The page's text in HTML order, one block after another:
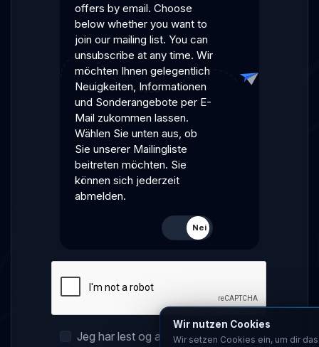
offers by email. Choose
below whether you want to
join our mailing list. You can
unsubscribe at any time. Wir
möchten Ihnen gelegentlich
Neuigkeiten, Informationen
und Sonderangebote per E-
Mail zukommen lassen.
Wählen Sie unten aus, ob
Sie unserer Mailingliste
beitreten möchten. Sie
können sich jederzeit
abmelden.
Nei
Jeg har lest og aksepterer
Wir nutzen Cookies
Wir setzen Cookies ein, um dir